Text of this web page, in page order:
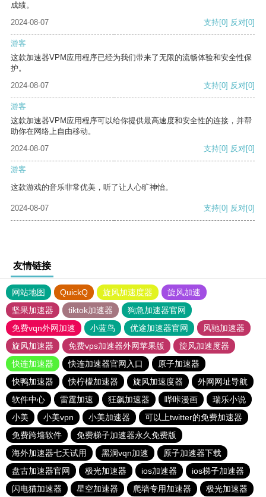
成绩。
2024-08-07
支持[0] 反对[0]
游客
这款加速器VPM应用程序已经为我们带来了无限的流畅体验和安全性保
护。
2024-08-07
支持[0] 反对[0]
游客
这款加速器VPM应用程序可以给你提供最高速度和安全性的连接，并帮
助你在网络上自由移动。
2024-08-07
支持[0] 反对[0]
游客
这款游戏的音乐非常优美，听了让人心旷神怡。
2024-08-07 支持[0] 反对[0]
友情链接
网站地图 QuickQ 旋风加速度器
旋风加速
坚果加速器
tiktok加速器
狗急加速器官网
免费vqn外网加速
小蓝鸟 优途加速器官网
风驰加速器
旋风加速器
免费vps加速器外网苹果版
旋风加速度器
快连加速器
快连加速器官网入口
原子加速器
快鸭加速器
快柠檬加速器 旋风加速度器
外网网址导航
软件中心
雷霆加速 狂飙加速器 哔咔漫画
瑞乐小说
小美
小美vpn 小美加速器
可以上twitter的免费加速器
免费跨墙软件
免费梯子加速器永久免费版
海外加速器七天试用
黑洞vqn加速
原子加速器下载
盘古加速器官网
极光加速器 ios加速器
ios梯子加速器
闪电猫加速器
星空加速器 爬墙专用加速器 极光加速器